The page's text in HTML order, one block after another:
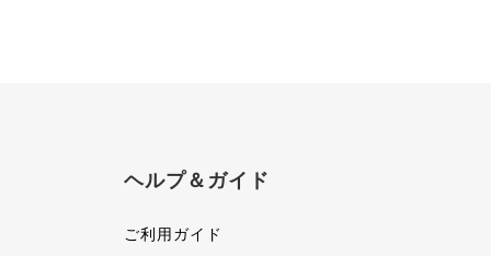
ヘルプ＆ガイド
ご利用ガイド